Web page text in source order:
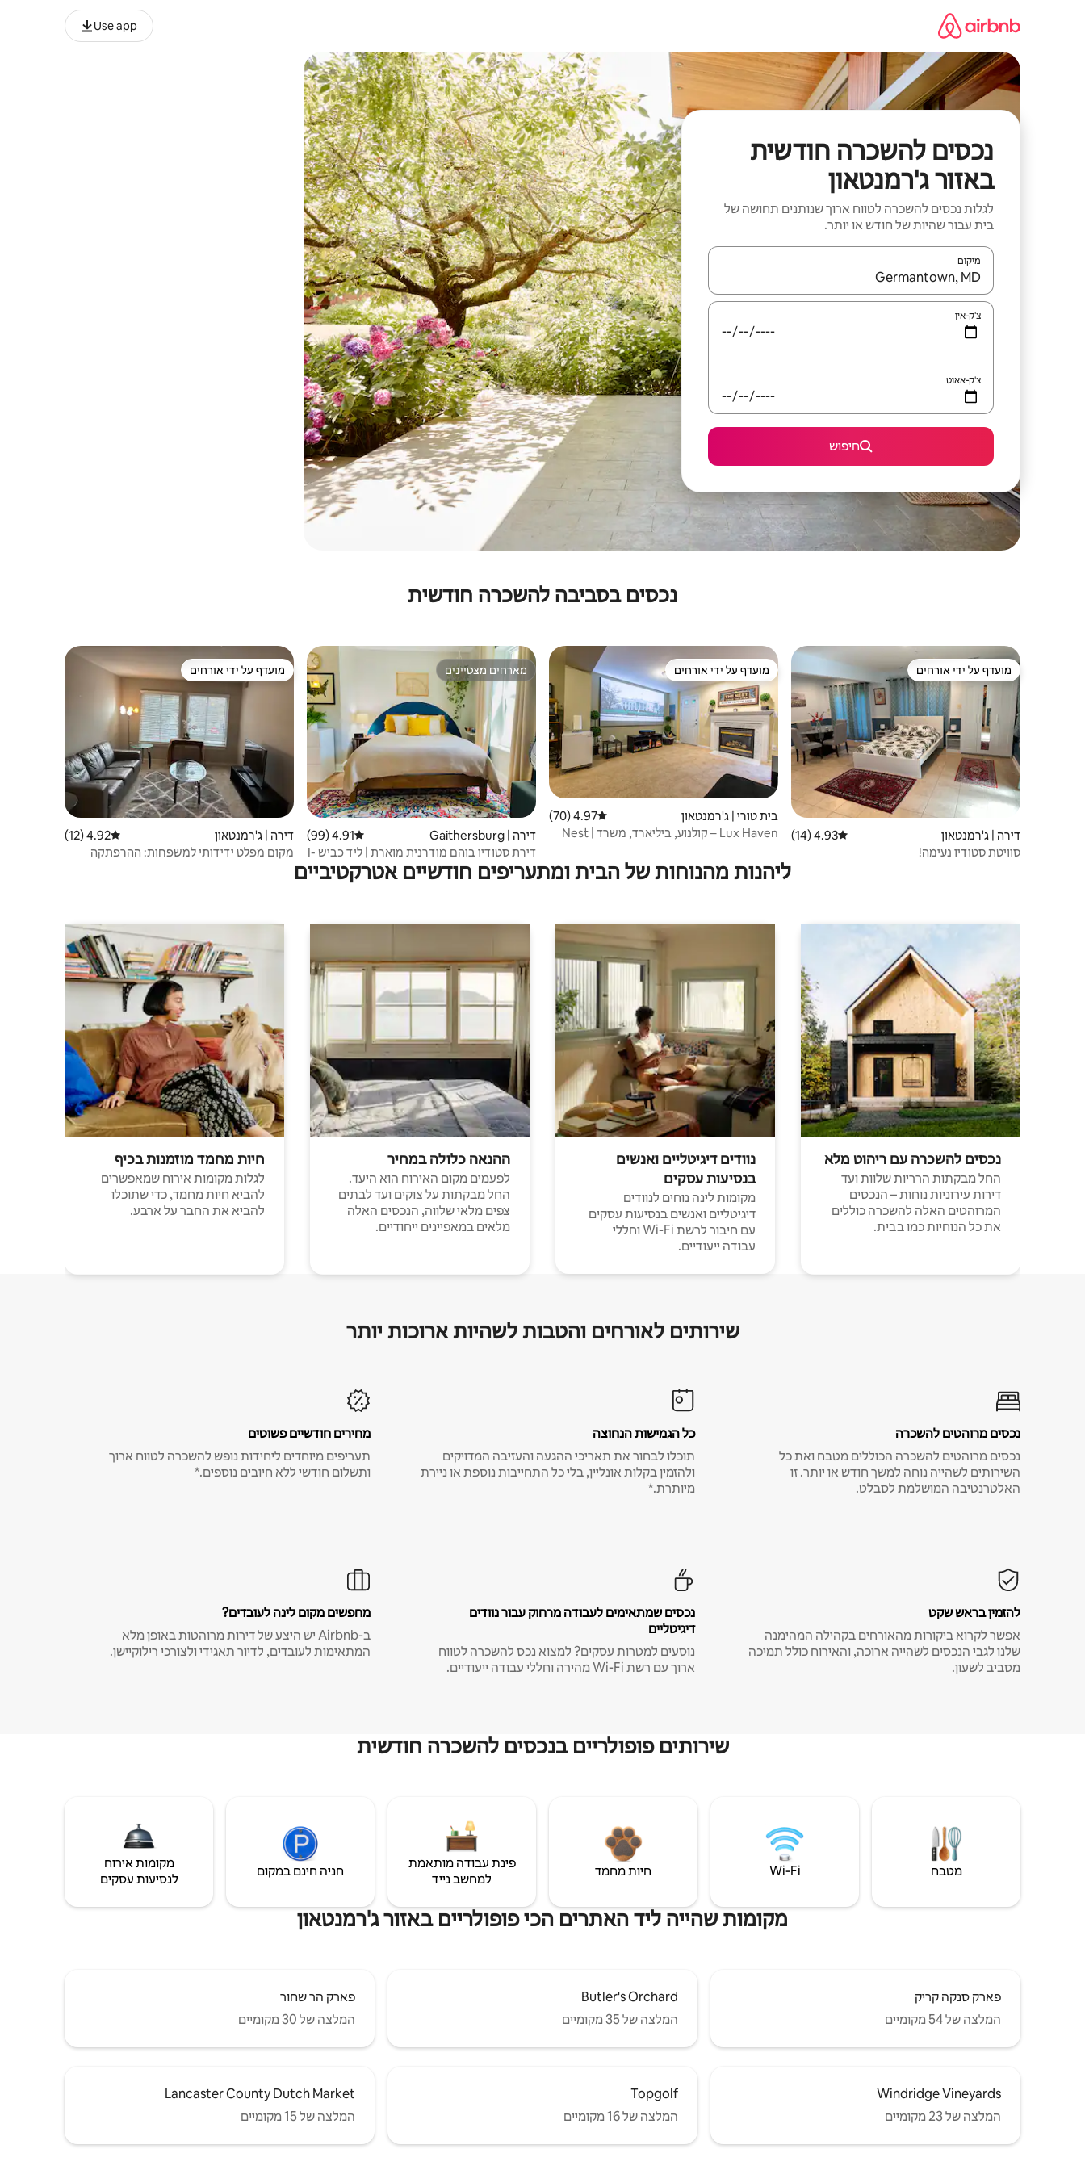
Use app
נכסים להשכרה חודשית
באזור ג'רמנטאון
לגלות נכסים להשכרה לטווח ארוך שנותנים תחושה של
בית עבור שהיות של חודש או יותר.
מיקום
כאשר התוצאות יהיו זמינות, יש לנווט עם מקשי החיצים למעלה ולמטה או לעיין בעזרת תנועות מגע או החלקה.
צ'ק-אין
צ'ק-אאוט
חיפוש
נכסים בסביבה להשכרה חודשית
מועדף על ידי אורחים
מועדף על ידי אורחים
דירה | ג'רמנטאון דירוג ממוצע של 4.93 מתוך 5, 14 ביקורות
4.93 (14)
סוויטת סטודיו נעימה!
מועדף על ידי אורחים
מועדף על ידי אורחים
בית טורי | ג'רמנטאון דירוג ממוצע של 4.97 מתוך 5, 70 ביקורות
4.97 (70)
Lux Haven – קולנוע, ביליארד, משרד | Nest
מארחים מצטיינים
מארחים מצטיינים
דירה | Gaithersburg דירוג ממוצע של 4.91 מתוך 5, 99 ביקורות
4.91 (99)
דירת סטודיו בוהם מודרנית מוארת | ליד כביש I-
270
מועדף על ידי אורחים
מועדף על ידי אורחים
דירה | ג'רמנטאון דירוג ממוצע של 4.92 מתוך 5, 12 ביקורות
4.92 (12)
מקום מפלט ידידותי למשפחות: ההרפתקה
ליהנות מהנוחות של הבית ומתעריפים חודשיים אטרקטיביים
נכסים להשכרה עם ריהוט מלא
החל מבקתות הרריות שלוות ועד
דירות עירוניות נוחות – הנכסים
המרוהטים האלה להשכרה כוללים
את כל הנוחיות כמו בבית.
נוודים דיגיטליים ואנשים
בנסיעות עסקים
מקומות לינה נוחים לנוודים
דיגיטליים ואנשים בנסיעות עסקים
עם חיבור לרשת Wi-Fi וחללי
עבודה ייעודיים.
ההנאה כלולה במחיר
לפעמים מקום האירוח הוא היעד.
החל מבקתות על צוקים ועד לבתים
צפים מלאי שלווה, הנכסים האלה
מלאים במאפיינים ייחודיים.
חיות מחמד מוזמנות בכיף
לגלות מקומות אירוח שמאפשרים
להביא חיות מחמד, כדי שתוכלו
להביא את החבר על ארבע.
שירותים לאורחים והטבות לשהיות ארוכות יותר
נכסים מרוהטים להשכרה
נכסים מרוהטים להשכרה הכוללים מטבח ואת כל
השירותים לשהייה נוחה למשך חודש או יותר. זו
האלטרנטיבה המושלמת לסבלט.
כל הגמישות הנחוצה
תוכלו לבחור את תאריכי ההגעה והעזיבה המדויקים
ולהזמין בקלות אונליין, בלי כל התחייבות נוספת או ניירת
מיותרת.*
מחירים חודשיים פשוטים
תעריפים מיוחדים ליחידות נופש להשכרה לטווח ארוך
ותשלום חודשי ללא חיובים נוספים.*
להזמין בראש שקט
אפשר לקרוא ביקורות מהאורחים בקהילה המהימנה
שלנו לגבי הנכסים לשהייה ארוכה, והאירוח כולל תמיכה
מסביב לשעון.
נכסים שמתאימים לעבודה מרחוק עבור נוודים
דיגיטליים
נוסעים למטרות עסקים? למצוא נכס להשכרה לטווח
ארוך עם רשת Wi-Fi מהירה וחללי עבודה ייעודיים.
מחפשים מקום לינה לעובדים?
ב-Airbnb יש היצע של דירות מרוהטות באופן מלא
המתאימות לעובדים, לדיור תאגידי ולצורכי רילוקיישן.
שירותים פופולריים בנכסים להשכרה חודשית
מטבח Wi‑Fi חיות מחמד
פינת עבודה מותאמת
למחשב נייד
חניה חינם במקום
מקומות אירוח
לנסיעות עסקים
מקומות שהייה ליד האתרים הכי פופולריים באזור ג'רמנטאון
פארק סנקה קריק
המלצה של 54 מקומיים
Butler's Orchard
המלצה של 35 מקומיים
פארק הר שחור
המלצה של 30 מקומיים
Windridge Vineyards
המלצה של 23 מקומיים
Topgolf
המלצה של 16 מקומיים
Lancaster County Dutch Market
המלצה של 15 מקומיים